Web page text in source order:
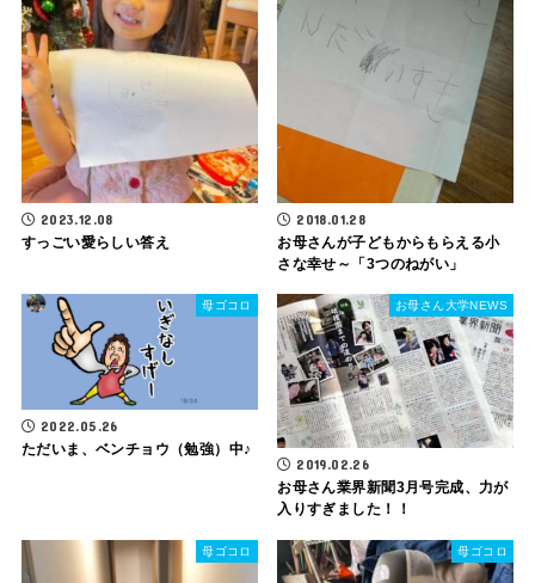
2023.12.08
すっごい愛らしい答え
2018.01.28
お母さんが子どもからもらえる小
さな幸せ～「3つのねがい」
母ゴコロ
2022.05.26
ただいま、ベンチョウ（勉強）中♪
お母さん大学NEWS
2019.02.26
お母さん業界新聞3月号完成、力が
入りすぎました！！
母ゴコロ 母ゴコロ